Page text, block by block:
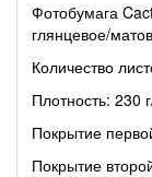
Фотобумага
глянцевое/
Количество
Плотность: 230
Покрытие
Покрытие